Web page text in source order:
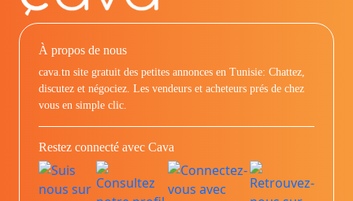
À propos de nous
cava.tn site gratuit des petites annonces en Tunisie: Chattez,
discutez et négociez. Les vendeurs et acheteurs prés de chez
vous en simple clic.
Restez connecté avec Cava